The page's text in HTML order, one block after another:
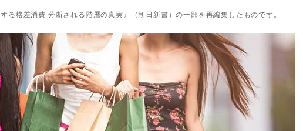
る格差消費 分断される階層の真実 』（朝日新書）の一部を再編集したものです。